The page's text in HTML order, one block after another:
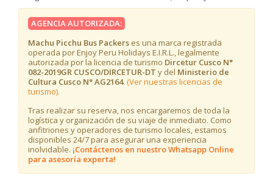
AGENCIA AUTORIZADA:
Machu Picchu Bus Packers es una marca registrada
operada por Enjoy Peru Holidays E.I.R.L., legalmente
autorizada por la licencia de turismo Dircetur Cusco N°
082-2019GR CUSCO/DIRCETUR-DT y del Ministerio de
Cultura Cusco N° AG2164. (Ver nuestras licencias de
turismo).
Tras realizar su reserva, nos encargaremos de toda la
logística y organización de su viaje de inmediato. Como
anfitriones y operadores de turismo locales, estamos
disponibles 24/7 para asegurar una experiencia
inolvidable. ¡Contáctenos en nuestro Whatsapp Online
para asesoría experta!